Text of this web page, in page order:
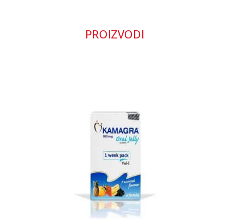
PROIZVODI